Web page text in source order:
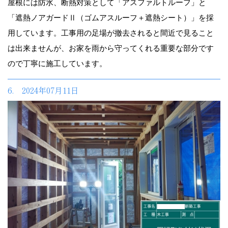
屋根には防水、断熱対策として「アスファルトルーフ」と
「遮熱ノアガードⅡ（ゴムアスルーフ＋遮熱シート）」を採
用しています。工事用の足場が撤去されると間近で見ること
は出来ませんが、お家を雨から守ってくれる重要な部分です
ので丁寧に施工しています。
6. 2024年07月11日